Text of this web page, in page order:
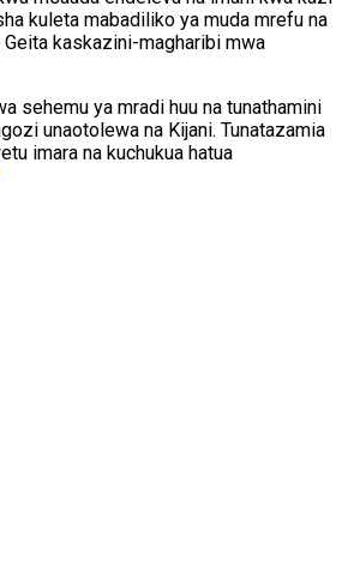
kuleta mabadiliko ya muda mrefu na
kaskazini-magharibi mwa
sehemu ya mradi huu na tunathamini
unaotolewa na Kijani. Tunatazamia
imara na kuchukua hatua